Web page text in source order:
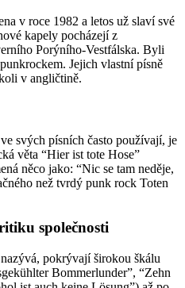
v roce 1982 a letos už slaví své
kapely pocházejí z
Porýního-Vestfálska. Byli
Jejich vlastní písně
v angličtině.
svých písních často používají, je
věta “Hier ist tote Hose”
něco jako: “Nic se tam neděje,
než tvrdý punk rock Toten
společnosti
pokrývají širokou škálu
Bommerlunder”, “Zehn